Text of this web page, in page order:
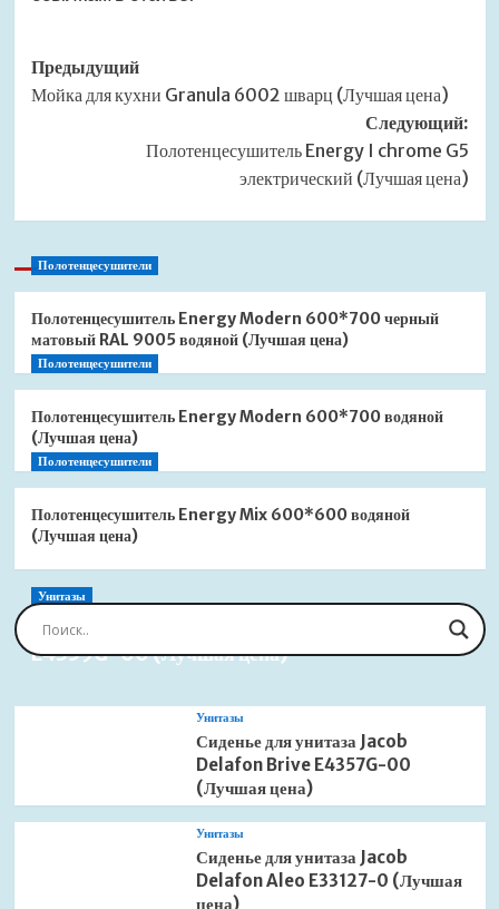
Навигация
записи
Предыдущий
Мойка для кухни Granula 6002 шварц (Лучшая цена)
Следующий:
Полотенцесушитель Energy I chrome G5
электрический (Лучшая цена)
Полотенцесушители
Полотенцесушитель Energy Modern 600*700 черный
матовый RAL 9005 водяной (Лучшая цена)
Полотенцесушители
Полотенцесушитель Energy Modern 600*700 водяной
(Лучшая цена)
Полотенцесушители
Полотенцесушитель Energy Mix 600*600 водяной
(Лучшая цена)
Унитазы
Сиденье для унитаза Jacob Delafon Brive
E4359G-00 (Лучшая цена)
Унитазы
Сиденье для унитаза Jacob
Delafon Brive E4357G-00
(Лучшая цена)
Унитазы
Сиденье для унитаза Jacob
Delafon Aleo E33127-0 (Лучшая
цена)